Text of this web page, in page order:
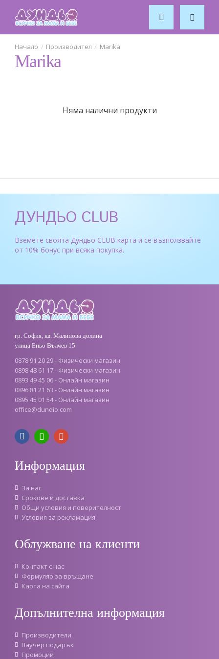
Производител Marika
Marika
Няма налични продукти
ДУНДЬО CLUB
Вземете своята Дундьо CLUB карта и се възползвайте
от 10% бонус при всяка покупка.
гр. София, кв. Малинова долина
улица Еньо Вълчев 15
0878 91 20 29 - Физически магазин
0898 48 61 17 - Физически магазин
0893 49 45 06 - Онлайн магазин
0896 81 21 63 - Онлайн магазин
0895 45 01 54 - Онлайн магазин
office@dundio.com
Информация
За нас
Срокове и доставка
Oбщи условия и поверителност
Условия за рекламация
Облужване на клиенти
Контакт с нас
Формуляр за връщане
Карта на сайта
Допълнителна информация
Производители
Ваучер подарък
Промоции